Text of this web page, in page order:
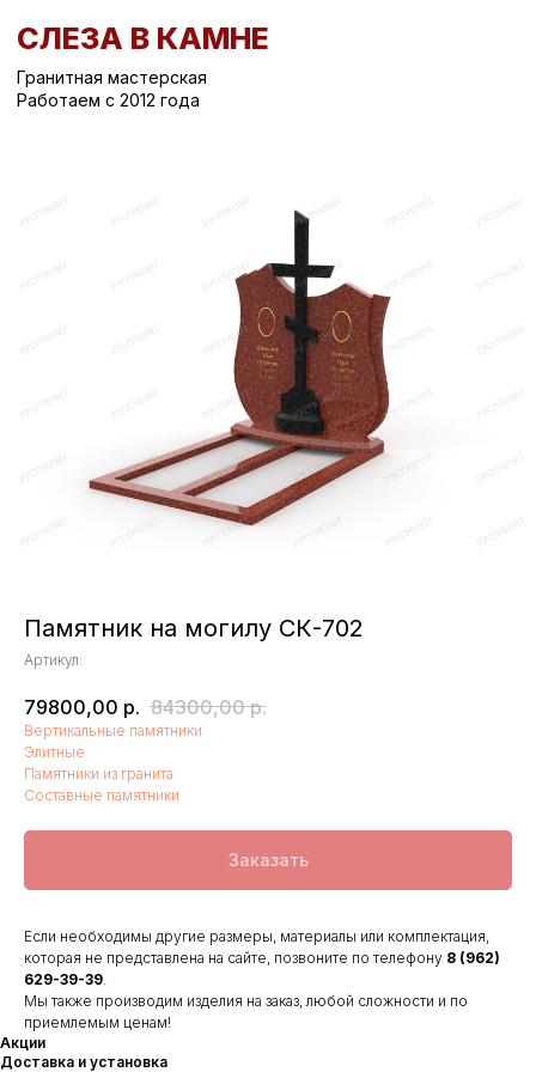
СЛЕЗА В КАМНЕ
Работаем с 2012 года
Вернуться назад / Вертикальные памятники на могилу
Памятник на могилу СК-702
Памятник на могилу СК-702
Артикул:
79800,00 р. 84300,00 р.
Вертикальные памятники
Элитные
Памятники из гранита
Составные памятники
Заказать
Если необходимы другие размеры, материалы или комплектация,
которая не представлена на сайте, позвоните по телефону 8 (962)
629-39-39
Мы также производим изделия на заказ, любой сложности и по
приемлемым ценам!
Акции
Доставка и установка